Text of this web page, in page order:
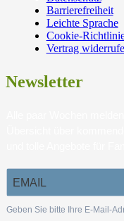
Barrierefreiheit
Leichte Sprache
Cookie-
Vertrag
Newsletter
Geben Sie bitte Ihre E-Mail-